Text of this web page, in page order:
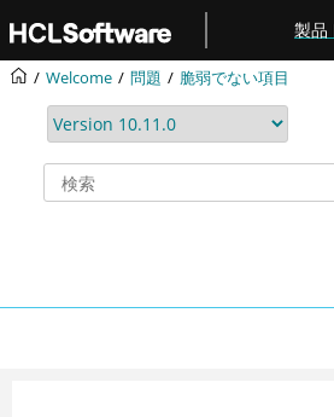
メインコンテンツにジャンプ
製品
Welcome 問題 脆弱でない項目